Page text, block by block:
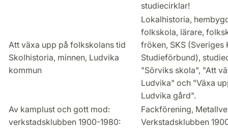
studiecirklar!
Att växa upp på folkskolans tid
Skolhistoria, minnen, Ludvika
kommun
Lokalhistoria,
folkskola, lärare,
fröken, SKS (Sveriges
Studieförbund),
"Sörviks skola", "Att
Ludvika" och "Växa
Ludvika gård".
Av kamplust och gott mod:
verkstadsklubben 1900-1980:
Fackförening,
Verkstadsklubben